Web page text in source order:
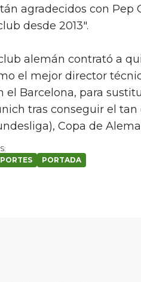
agradecidos con
desde 2013".
alemán contrató a
el mejor director
el Barcelona, para
tras conseguir el
Copa de
PORTADA